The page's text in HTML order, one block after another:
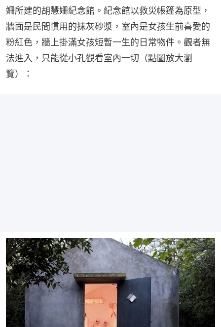
姍所建的胡慧姍紀念館。紀念館以救災帳篷為原型，
牆面是民間慣用的抹灰砂漿，室內是女孩生前喜愛的
粉紅色，牆上掛滿女孩短暫一生的日常物件。觀者無
法進入，只能從小孔觀看室內一切（點圖放大瀏
覽）：